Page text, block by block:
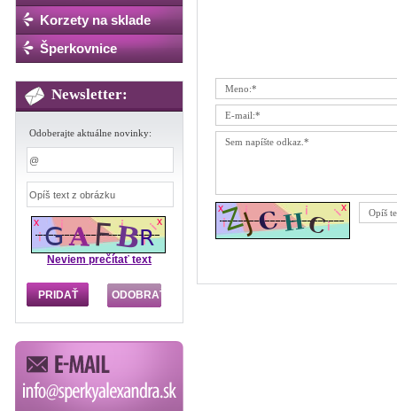
Korzety na sklade
Šperkovnice
Newsletter:
Odoberajte aktuálne novinky:
Neviem prečítať text